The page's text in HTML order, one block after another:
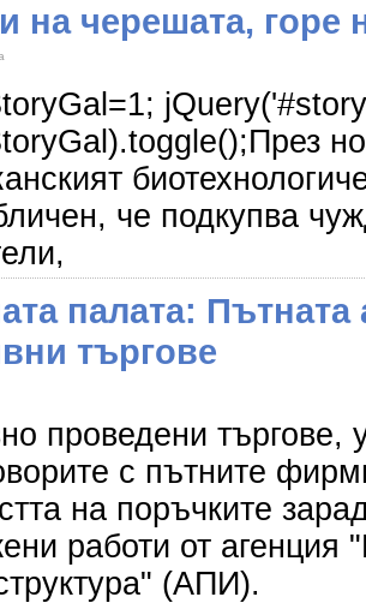
на черешата, горе
че подкупва
палата: Пътната
търгове
проведени търгове,
с пътните
на поръчките
работи от агенция
(АПИ).